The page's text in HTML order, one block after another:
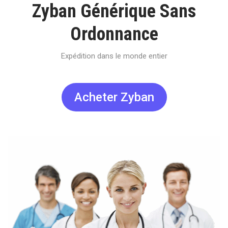
Zyban Générique Sans
Ordonnance
Expédition dans le monde entier
Acheter Zyban